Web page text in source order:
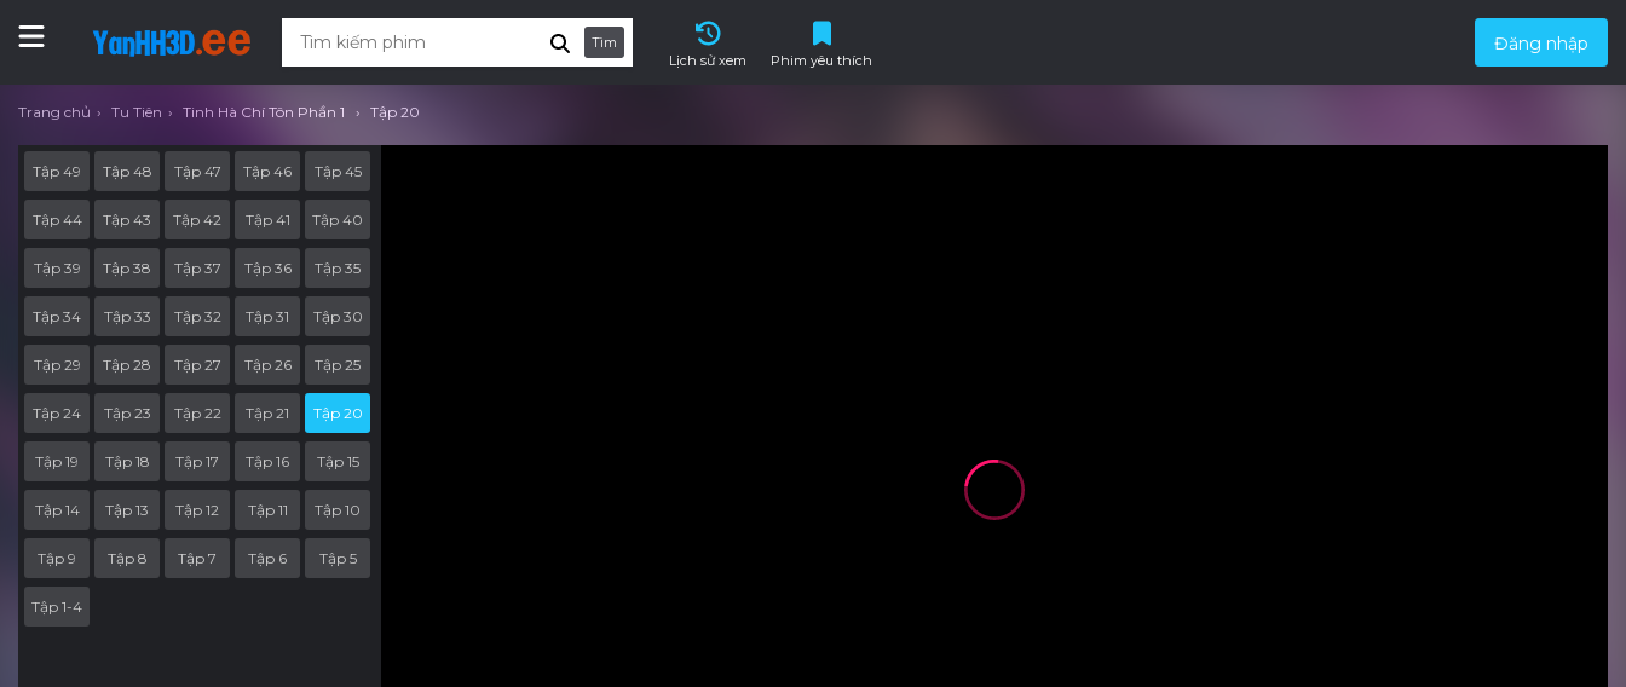
Tìm
Lịch sử xem
Phim yêu thích
Đăng nhập
Trang chủ Tu Tiên Tinh Hà Chí Tôn Phần 1 Tập 20
Tập 49 Tập 48 Tập 47 Tập 46 Tập 45
Tập 44 Tập 43 Tập 42 Tập 41 Tập 40
Tập 39 Tập 38 Tập 37 Tập 36 Tập 35
Tập 34 Tập 33 Tập 32 Tập 31 Tập 30
Tập 29 Tập 28 Tập 27 Tập 26 Tập 25
Tập 24 Tập 23 Tập 22 Tập 21 Tập 20
Tập 19 Tập 18 Tập 17 Tập 16 Tập 15
Tập 14 Tập 13 Tập 12 Tập 11 Tập 10
Tập 9 Tập 8 Tập 7 Tập 6 Tập 5
Tập 1-4